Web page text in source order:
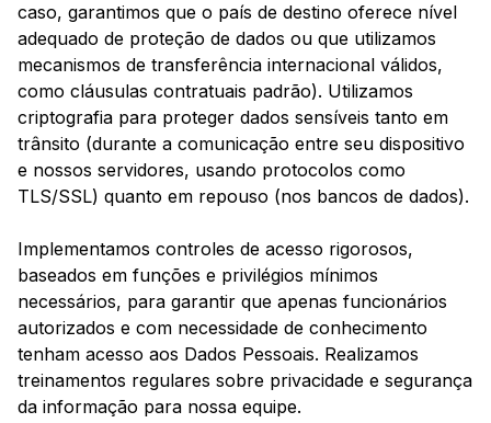
caso, garantimos que o país de destino oferece nível
adequado de proteção de dados ou que utilizamos
mecanismos de transferência internacional válidos,
como cláusulas contratuais padrão). Utilizamos
criptografia para proteger dados sensíveis tanto em
trânsito (durante a comunicação entre seu dispositivo
e nossos servidores, usando protocolos como
TLS/SSL) quanto em repouso (nos bancos de dados).
Implementamos controles de acesso rigorosos,
baseados em funções e privilégios mínimos
necessários, para garantir que apenas funcionários
autorizados e com necessidade de conhecimento
tenham acesso aos Dados Pessoais. Realizamos
treinamentos regulares sobre privacidade e segurança
da informação para nossa equipe.